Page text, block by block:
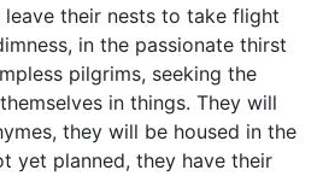
their nests to take flight
in the passionate thirst
pilgrims, seeking the
in things. They will
they will be housed in the
yet planned, they have their